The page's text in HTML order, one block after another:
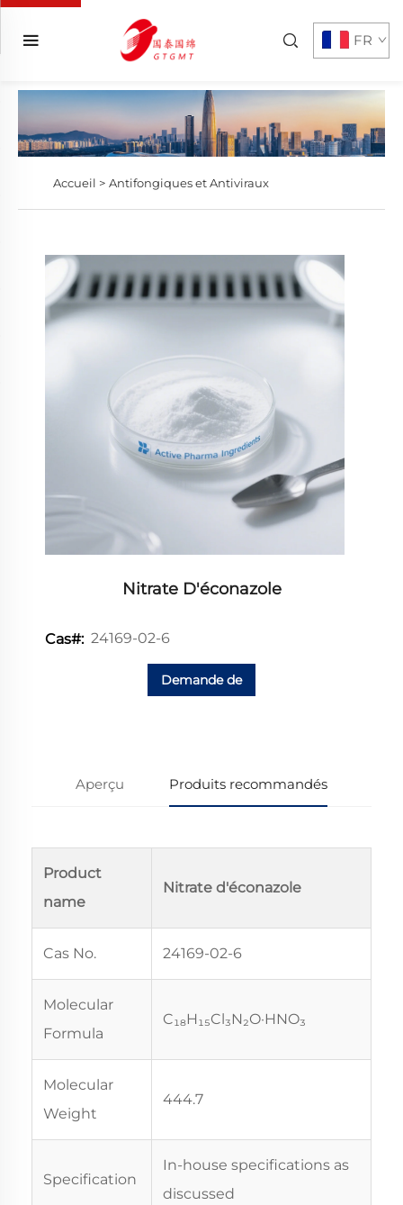
FR
Accueil > Antifongiques et Antiviraux
Nitrate D'éconazole
Cas#: 24169-02-6
Demande de
Aperçu Produits recommandés
Product
name
Nitrate d'éconazole
Cas No. 24169-02-6
Molecular
Formula
C₁₈H₁₅Cl₃N₂O·HNO₃
Molecular
Weight
444.7
Specification
In-house specifications as
discussed